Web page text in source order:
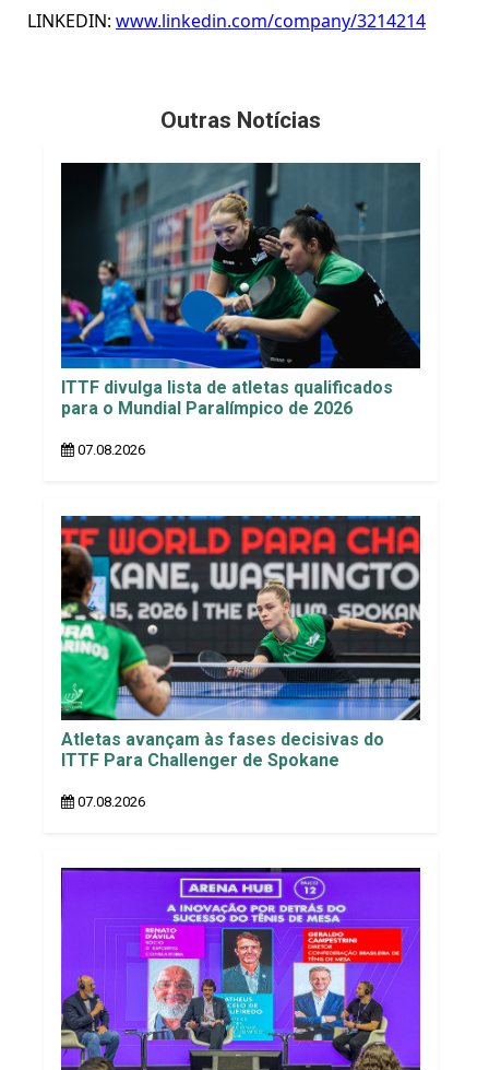
LINKEDIN: www.linkedin.com/company/3214214
Outras Notícias
ITTF divulga lista de atletas qualificados
para o Mundial Paralímpico de 2026
07.08.2026
Atletas avançam às fases decisivas do
ITTF Para Challenger de Spokane
07.08.2026